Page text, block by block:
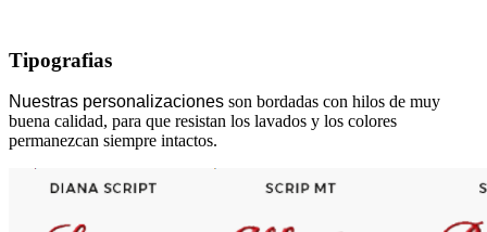
Tipografias
Nuestras personalizaciones son bordadas con hilos de muy
buena calidad, para que resistan los lavados y los colores
permanezcan siempre intactos.